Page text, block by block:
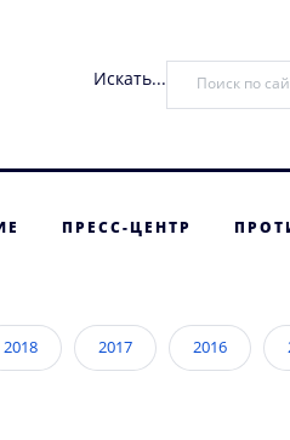
Искать...
ПРЕСС-ЦЕНТР
2018 2017 2016